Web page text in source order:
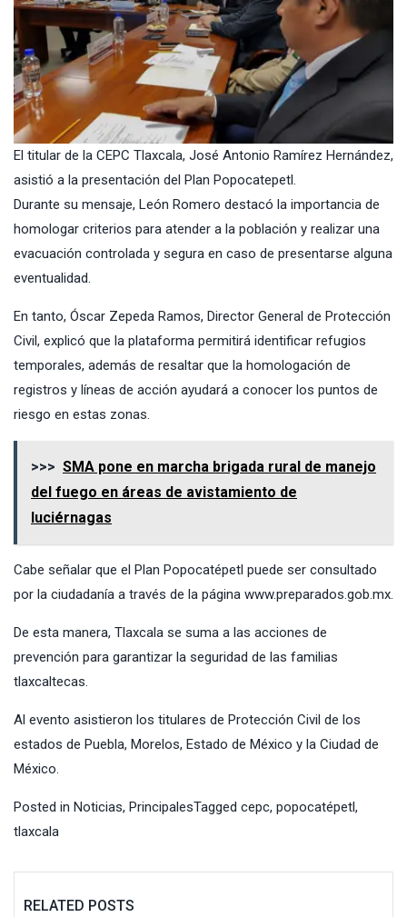
El titular de la CEPC Tlaxcala, José Antonio Ramírez Hernández,
asistió a la presentación del Plan Popocatepetl.
Durante su mensaje, León Romero destacó la importancia de
homologar criterios para atender a la población y realizar una
evacuación controlada y segura en caso de presentarse alguna
eventualidad.
En tanto, Óscar Zepeda Ramos, Director General de Protección
Civil, explicó que la plataforma permitirá identificar refugios
temporales, además de resaltar que la homologación de
registros y líneas de acción ayudará a conocer los puntos de
riesgo en estas zonas.
>>> SMA pone en marcha brigada rural de manejo
del fuego en áreas de avistamiento de
luciérnagas
Cabe señalar que el Plan Popocatépetl puede ser consultado
por la ciudadanía a través de la página www.preparados.gob.mx.
De esta manera, Tlaxcala se suma a las acciones de
prevención para garantizar la seguridad de las familias
tlaxcaltecas.
Al evento asistieron los titulares de Protección Civil de los
estados de Puebla, Morelos, Estado de México y la Ciudad de
México.
Posted in Noticias, PrincipalesTagged cepc, popocatépetl,
tlaxcala
RELATED POSTS